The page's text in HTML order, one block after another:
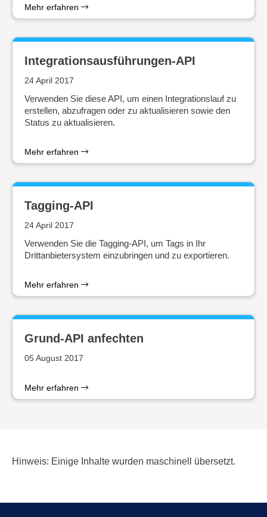
Mehr erfahren
Integrationsausführungen-API
24 April 2017
Verwenden Sie diese API, um einen Integrationslauf zu
erstellen, abzufragen oder zu aktualisieren sowie den
Status zu aktualisieren.
Mehr erfahren
Tagging-API
24 April 2017
Verwenden Sie die Tagging-API, um Tags in Ihr
Drittanbietersystem einzubringen und zu exportieren.
Mehr erfahren
Grund-API anfechten
05 August 2017
Mehr erfahren
Hinweis: Einige Inhalte wurden maschinell übersetzt.